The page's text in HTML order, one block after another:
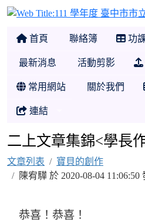
首頁 聯絡簿 功
最新消息 活動剪影
常用網站 關於我們
連結
二上文章集錦<學長
文章列表
寶貝的創作
陳宥驊 於 2020-08-04
恭喜！恭喜！